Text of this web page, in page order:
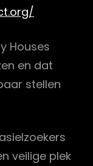
Houses
en dat
stellen
veilige plek